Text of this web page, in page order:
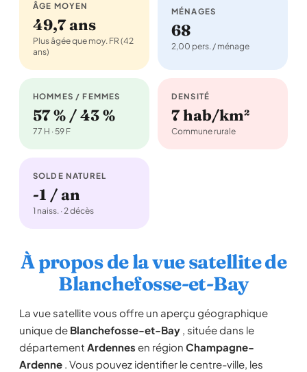
ÂGE MOYEN
49,7 ans
Plus âgée que moy. FR (42
ans)
MÉNAGES
68
2,00 pers. / ménage
HOMMES / FEMMES
57 % / 43 %
77 H · 59 F
DENSITÉ
7 hab/km²
Commune rurale
SOLDE NATUREL
-1 / an
1 naiss. · 2 décès
À propos de la vue satellite de
Blanchefosse-et-Bay
La vue satellite vous offre un aperçu géographique
unique de Blanchefosse-et-Bay , située dans le
département Ardennes en région Champagne-
Ardenne . Vous pouvez identifier le centre-ville, les